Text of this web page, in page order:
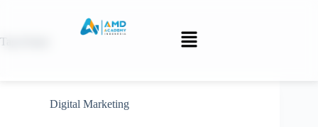
Tag
Digital Marketing